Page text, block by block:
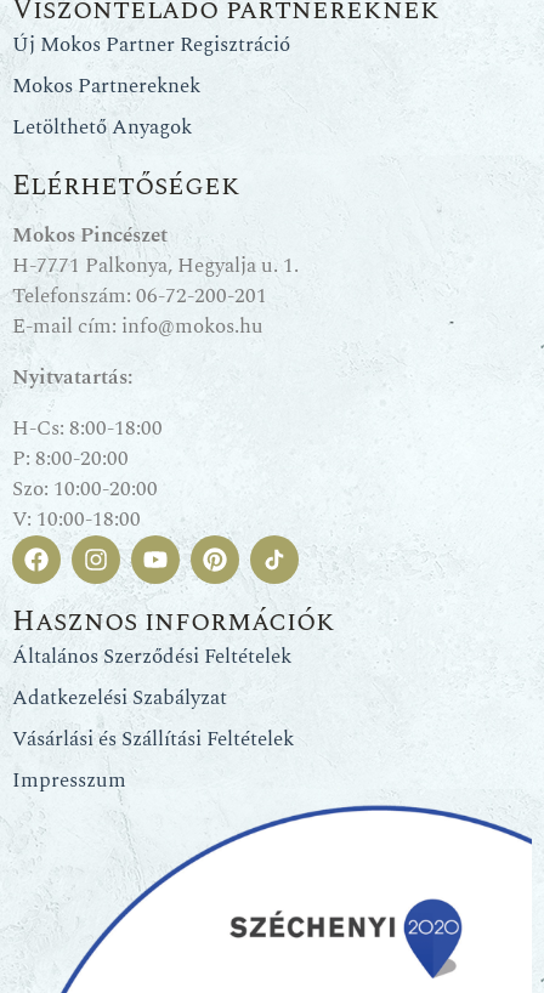
Viszonteladó partnereknek
Új Mokos Partner Regisztráció
Mokos Partnereknek
Letölthető Anyagok
Elérhetőségek
Mokos Pincészet
H-7771 Palkonya, Hegyalja u. 1.
Telefonszám:06-72-200-201
E-mail cím: info@mokos.hu
Nyitvatartás:
H-Cs: 8:00-18:00
P: 8:00-20:00
Szo: 10:00-20:00
V: 10:00-18:00
Hasznos információk
Általános Szerződési Feltételek
Adatkezelési Szabályzat
Vásárlási és Szállítási Feltételek
Impresszum